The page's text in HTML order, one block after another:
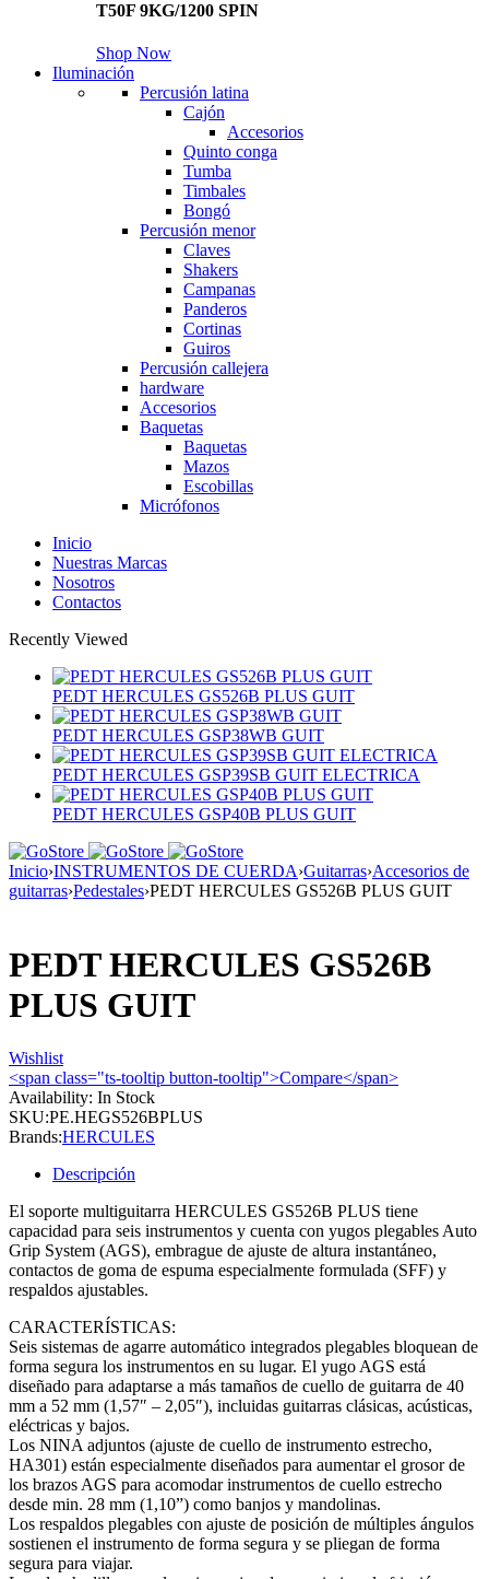
T50F 9KG/1200 SPIN
Shop Now
Iluminación
Percusión latina
Cajón
Accesorios
Quinto conga
Tumba
Timbales
Bongó
Percusión menor
Claves
Shakers
Campanas
Panderos
Cortinas
Guiros
Percusión callejera
hardware
Accesorios
Baquetas
Baquetas
Mazos
Escobillas
Micrófonos
Inicio
Nuestras Marcas
Nosotros
Contactos
Recently Viewed
PEDT HERCULES GS526B PLUS GUIT
PEDT HERCULES GSP38WB GUIT
PEDT HERCULES GSP39SB GUIT ELECTRICA
PEDT HERCULES GSP40B PLUS GUIT
Inicio›INSTRUMENTOS DE CUERDA›Guitarras›Accesorios de
guitarras›Pedestales›PEDT HERCULES GS526B PLUS GUIT
PEDT HERCULES GS526B
PLUS GUIT
Wishlist
<span class="ts-tooltip button-tooltip">Compare</span>
Availability: In Stock
SKU:PE.HEGS526BPLUS
Brands:HERCULES
Descripción
El soporte multiguitarra HERCULES GS526B PLUS tiene
capacidad para seis instrumentos y cuenta con yugos plegables Auto
Grip System (AGS), embrague de ajuste de altura instantáneo,
contactos de goma de espuma especialmente formulada (SFF) y
respaldos ajustables.
CARACTERÍSTICAS:
Seis sistemas de agarre automático integrados plegables bloquean de
forma segura los instrumentos en su lugar. El yugo AGS está
diseñado para adaptarse a más tamaños de cuello de guitarra de 40
mm a 52 mm (1,57″ – 2,05″), incluidas guitarras clásicas, acústicas,
eléctricas y bajos.
Los NINA adjuntos (ajuste de cuello de instrumento estrecho,
HA301) están especialmente diseñados para aumentar el grosor de
los brazos AGS para acomodar instrumentos de cuello estrecho
desde min. 28 mm (1,10”) como banjos y mandolinas.
Los respaldos plegables con ajuste de posición de múltiples ángulos
sostienen el instrumento de forma segura y se pliegan de forma
segura para viajar.